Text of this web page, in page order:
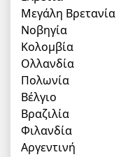
Μεγάλη Βρετανία
Νοβηγία
Κολομβία
Ολλανδία
Πολωνία
Βέλγιο
Βραζιλία
Φιλανδία
Αργεντινή